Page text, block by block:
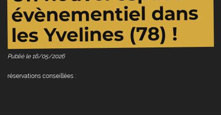
évènementiel dans
les Yvelines (78) !
Publié le 16/05/2026
réservations conseillées :